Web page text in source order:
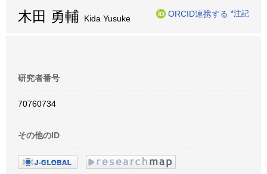
木田 勇輔 Kida Yusuke
ORCID連携する *注記
研究者番号
70760734
その他のID